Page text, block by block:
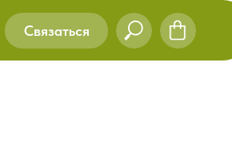
Связаться